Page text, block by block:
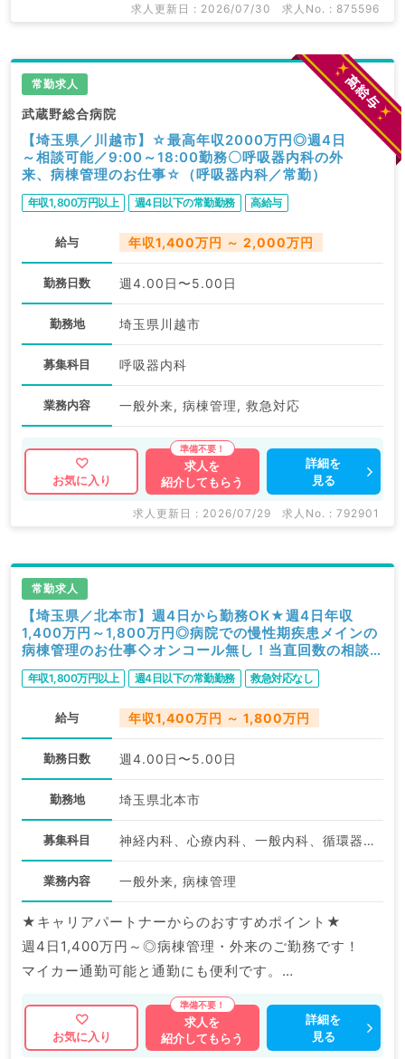
求人更新日 : 2026/07/30 求人No. : 875596
常勤求人
武蔵野総合病院
【埼玉県／川越市】☆最高年収2000万円◎週4日
～相談可能／9:00～18:00勤務〇呼吸器内科の外
来、病棟管理のお仕事☆（呼吸器内科／常勤）
年収1,800万円以上 週4日以下の常勤勤務 高給与
給与 年収1,400万円 ～ 2,000万円
勤務日数 週4.00日〜5.00日
勤務地 埼玉県川越市
募集科目 呼吸器内科
業務内容 一般外来, 病棟管理, 救急対応
お気に入り
求人を
紹介してもらう
詳細を
見る
求人更新日 : 2026/07/29 求人No. : 792901
常勤求人
【埼玉県／北本市】週4日から勤務OK★週4日年収
1,400万円～1,800万円◎病院での慢性期疾患メインの
病棟管理のお仕事◇オンコール無し！当直回数の相談
も可能◆（一般内科／常勤）
年収1,800万円以上 週4日以下の常勤勤務 救急対応なし
給与 年収1,400万円 ～ 1,800万円
勤務日数 週4.00日〜5.00日
勤務地 埼玉県北本市
募集科目 神経内科、心療内科、一般内科、循環器内科、呼吸器内科、消化器内科、内分泌・代謝内科、老年内科、膠原病科
業務内容 一般外来, 病棟管理
★キャリアパートナーからのおすすめポイント★
週4日1,400万円～◎病棟管理・外来のご勤務です！
マイカー通勤可能と通勤にも便利です。
マイナビDOCTORでは病院やクリニックなどの医療機
関求人はもちろんのこと、
お気に入り
求人を
紹介してもらう
詳細を
見る